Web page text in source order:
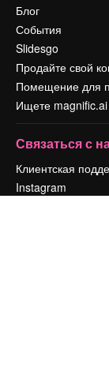
Блог
События
Slidesgo
Продайте свой
Помещение для
Ищете magnific.ai
Связаться с
Клиентская
Instagram